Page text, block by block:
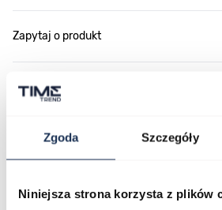
Zgoda Szczegóły
Niniejsza strona korzysta z plików
Zapytaj o produkt
Płatność i dostawa